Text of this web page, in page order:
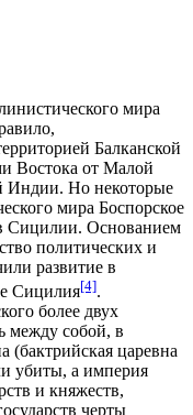
мира
Балканской
Востока от Малой
Индии. Но некоторые
мира Боспорское
Сицилии. Основанием
политических и
развитие в
Сицилия[4].
более двух
между собой, в
(бактрийская царевна
убиты, а империя
и княжеств,
черты